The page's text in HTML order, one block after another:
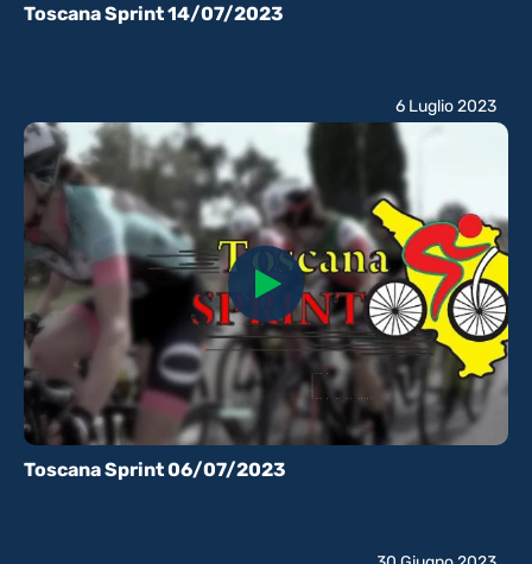
Toscana Sprint 14/07/2023
Toscana Sprint 06/07/2023
6 Luglio 2023